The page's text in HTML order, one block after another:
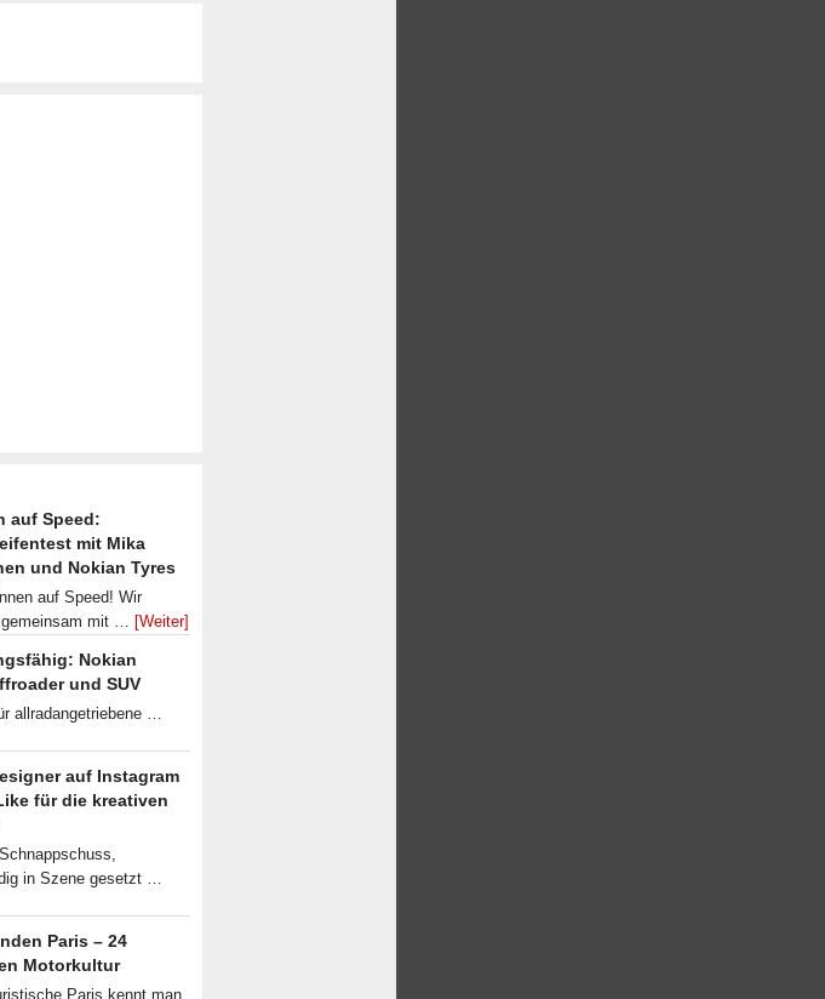
auf Speed:
mit Mika
und Nokian Tyres
auf Speed! Wir
mit … [Weiter]
Nokian
und SUV
allradangetriebene …
auf Instagram
für die kreativen
in Szene gesetzt …
Paris – 24
Motorkultur
Paris kennt man